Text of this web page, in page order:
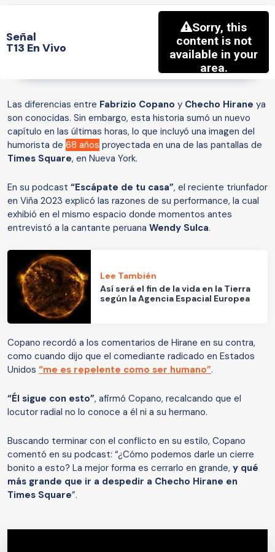
Señal
T13 En Vivo
Las diferencias entre Fabrizio Copano y Checho Hirane ya
son conocidas. Sin embargo, esta historia sumó un nuevo
capítulo en las últimas horas, lo que incluyó una imagen del
humorista de 68 años proyectada en una de las pantallas de
Times Square, en Nueva York.
En su podcast “Escápate de tu casa”, el reciente triunfador
en Viña 2023 explicó las razones de su performance, la cual
exhibió en el mismo espacio donde momentos antes
entrevistó a la cantante peruana Wendy Sulca.
Lee También
Así será el fin de la vida en la Tierra
según la Agencia Espacial Europea
Copano recordó a los comentarios de Hirane en su contra,
como cuando dijo que el comediante radicado en Estados
Unidos “me es repelente como ser humano”.
“Él sigue con esto”, afirmó Copano, recalcando que el
locutor radial no lo conoce a él ni a su hermano.
Buscando terminar con el conflicto en su estilo, Copano
comentó en su podcast: “¿Cómo podemos darle un cierre
bonito a esto? La mejor forma es cerrarlo en grande, y qué
más grande que ir a despedir a Checho Hirane en
Times Square”.